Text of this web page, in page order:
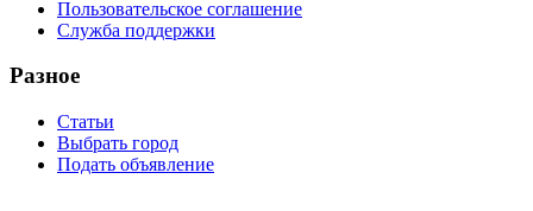
Пользовательское соглашение
Служба поддержки
Разное
Статьи
Выбрать город
Подать объявление